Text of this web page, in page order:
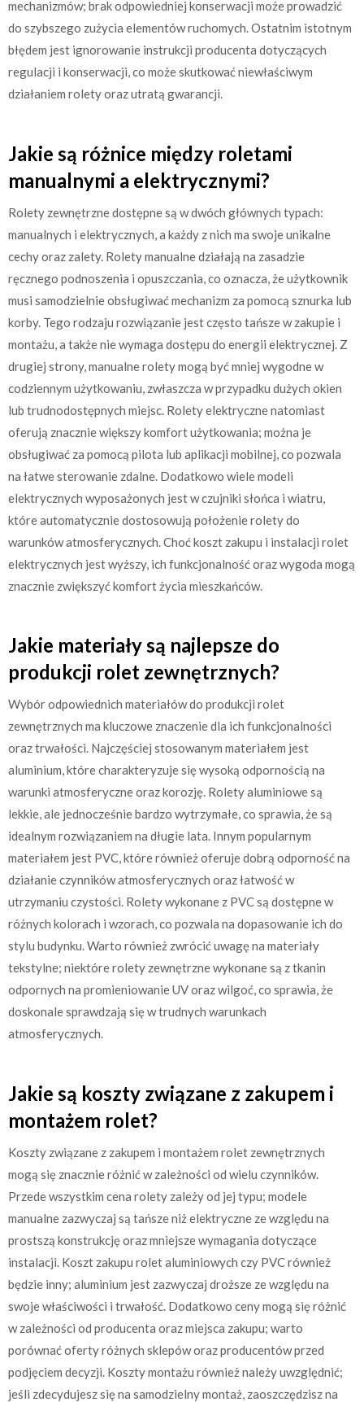
mechanizmów; brak odpowiedniej konserwacji może prowadzić
do szybszego zużycia elementów ruchomych. Ostatnim istotnym
błędem jest ignorowanie instrukcji producenta dotyczących
regulacji i konserwacji, co może skutkować niewłaściwym
działaniem rolety oraz utratą gwarancji.
Jakie są różnice między roletami
manualnymi a elektrycznymi?
Rolety zewnętrzne dostępne są w dwóch głównych typach:
manualnych i elektrycznych, a każdy z nich ma swoje unikalne
cechy oraz zalety. Rolety manualne działają na zasadzie
ręcznego podnoszenia i opuszczania, co oznacza, że użytkownik
musi samodzielnie obsługiwać mechanizm za pomocą sznurka lub
korby. Tego rodzaju rozwiązanie jest często tańsze w zakupie i
montażu, a także nie wymaga dostępu do energii elektrycznej. Z
drugiej strony, manualne rolety mogą być mniej wygodne w
codziennym użytkowaniu, zwłaszcza w przypadku dużych okien
lub trudnodostępnych miejsc. Rolety elektryczne natomiast
oferują znacznie większy komfort użytkowania; można je
obsługiwać za pomocą pilota lub aplikacji mobilnej, co pozwala
na łatwe sterowanie zdalne. Dodatkowo wiele modeli
elektrycznych wyposażonych jest w czujniki słońca i wiatru,
które automatycznie dostosowują położenie rolety do
warunków atmosferycznych. Choć koszt zakupu i instalacji rolet
elektrycznych jest wyższy, ich funkcjonalność oraz wygoda mogą
znacznie zwiększyć komfort życia mieszkańców.
Jakie materiały są najlepsze do
produkcji rolet zewnętrznych?
Wybór odpowiednich materiałów do produkcji rolet
zewnętrznych ma kluczowe znaczenie dla ich funkcjonalności
oraz trwałości. Najczęściej stosowanym materiałem jest
aluminium, które charakteryzuje się wysoką odpornością na
warunki atmosferyczne oraz korozję. Rolety aluminiowe są
lekkie, ale jednocześnie bardzo wytrzymałe, co sprawia, że są
idealnym rozwiązaniem na długie lata. Innym popularnym
materiałem jest PVC, które również oferuje dobrą odporność na
działanie czynników atmosferycznych oraz łatwość w
utrzymaniu czystości. Rolety wykonane z PVC są dostępne w
różnych kolorach i wzorach, co pozwala na dopasowanie ich do
stylu budynku. Warto również zwrócić uwagę na materiały
tekstylne; niektóre rolety zewnętrzne wykonane są z tkanin
odpornych na promieniowanie UV oraz wilgoć, co sprawia, że
doskonale sprawdzają się w trudnych warunkach
atmosferycznych.
Jakie są koszty związane z zakupem i
montażem rolet?
Koszty związane z zakupem i montażem rolet zewnętrznych
mogą się znacznie różnić w zależności od wielu czynników.
Przede wszystkim cena rolety zależy od jej typu; modele
manualne zazwyczaj są tańsze niż elektryczne ze względu na
prostszą konstrukcję oraz mniejsze wymagania dotyczące
instalacji. Koszt zakupu rolet aluminiowych czy PVC również
będzie inny; aluminium jest zazwyczaj droższe ze względu na
swoje właściwości i trwałość. Dodatkowo ceny mogą się różnić
w zależności od producenta oraz miejsca zakupu; warto
porównać oferty różnych sklepów oraz producentów przed
podjęciem decyzji. Koszty montażu również należy uwzględnić;
jeśli zdecydujesz się na samodzielny montaż, zaoszczędzisz na